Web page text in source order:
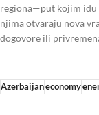
regiona—put kojim idu
njima otvaraju nova
dogovore ili
Azerbaijaneconomy